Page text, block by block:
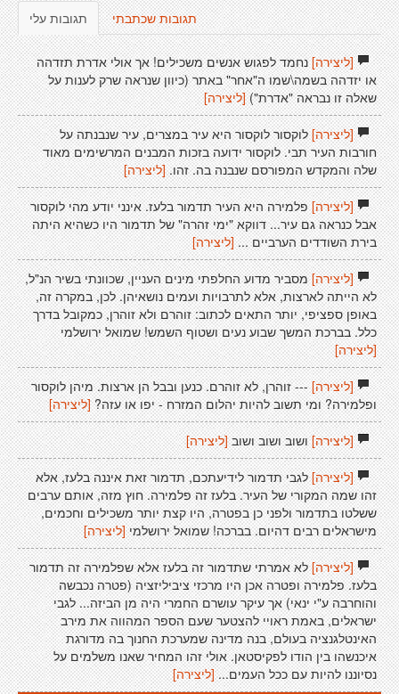
תגובות עלי תגובות שכתבתי
[ליצירה]נחמד לפגוש אנשים משכילים! אך אולי אדרת תזדהה
או יזדהה בשמה\שמו ה"אחר" באתר (כיוון שנראה שרק לענות על
שאלה זו נבראה "אדרת") [ליצירה]
[ליצירה]לוקסור לוקסור היא עיר במצרים, עיר שנבנתה על
חורבות העיר תבי. לוקסור ידועה בזכות המבנים המרשימים מאוד
שלה והמקדש המפורסם שנבנה בה. זהו. [ליצירה]
[ליצירה]פלמירה היא העיר תדמור בלעז. אינני יודע מהי לוקסור
אבל כנראה גם עיר... דווקא "ימי זהרה" של תדמור היו כשהיא היתה
בירת השודדים הערביים ...[ליצירה]
[ליצירה]מסביר מדוע החלפתי מינים העניין, שכוונתי בשיר הנ"ל,
לא הייתה לארצות, אלא לתרבויות ועמים נושאיהן. לכן, במקרה זה,
באופן ספציפי, יותר התאים לכתוב: זוהרם ולא זוהרן, כמקובל בדרך
כלל. בברכת המשך שבוע נעים ושטוף השמש! שמואל ירושלמי
[ליצירה]
[ליצירה]--- זוהרן, לא זוהרם. כנען ובבל הן ארצות. מיהן לוקסור
ופלמירה? ומי תשוב להיות יהלום המזרח - יפו או עזה?[ליצירה]
[ליצירה]ושוב ושוב ושוב [ליצירה]
[ליצירה]לגבי תדמור לידיעתכם, תדמור זאת איננה בלעז, אלא
זהו שמה המקורי של העיר. בלעז זה פלמירה. חוץ מזה, אותם ערבים
ששלטו בתדמור ולפני כן בפטרה, היו קצת יותר משכילים וחכמים,
מישראלים רבים דהיום. בברכה! שמואל ירושלמי [ליצירה]
[ליצירה]לא אמרתי שתדמור זה בלעז אלא שפלמירה זה תדמור
בלעז. פלמירה ופטרה אכן היו מרכזי ציביליזציה (פטרה נכבשה
והוחרבה ע"י ינאי) אך עיקר עושרם החמרי היה מן הביזה... לגבי
ישראלים, באמת ראויי להצטער שעם הספר המהווה את מירב
האינטלגנציה בעולם, בנה מדינה שמערכת החנוך בה מדורגת
איכנשהו בין הודו לפקיסטאן. אולי זהו המחיר שאנו משלמים על
נסיוננו להיות עם ככל העמים... [ליצירה]